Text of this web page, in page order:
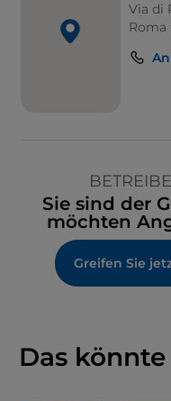
Via di
Roma
Sie sind der
möchten
Das